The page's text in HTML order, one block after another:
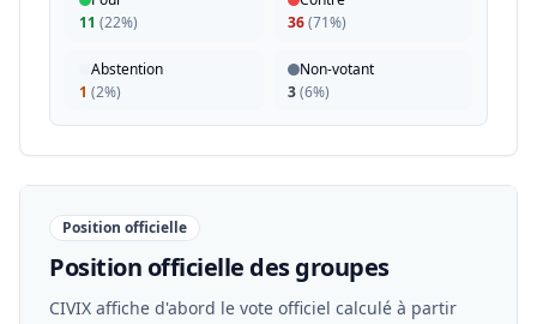
11 (22%)
36(71%)
Abstention
1 (2%)
Non-votant
3(6%)
Position officielle
Position officielle des groupes
CIVIX affiche d'abord le vote officiel calculé à partir